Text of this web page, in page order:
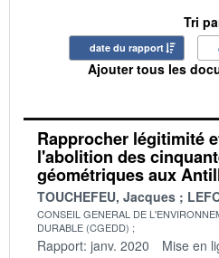
Tri
date du rapport
Ajouter tous les
Rapprocher légitimité
l'abolition des
géométriques aux
TOUCHEFEU, Jacques
CONSEIL GENERAL DE
DURABLE (CGEDD)
Rapport: janv. 2020 Mise en